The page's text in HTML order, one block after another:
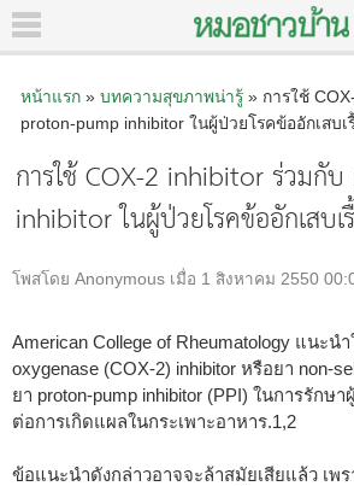
หน้าแรก» บทความสุขภาพน่ารู้» การใช้
proton-pump inhibitor ในผู้ป่วยโรคข้ออักเสบเ
การใช้ COX-2 inhibitor ร่วมกั
inhibitor ในผู้ป่วยโรคข้ออักเสบเ
โพสโดย Anonymous เมื่อ 1 สิงหาคม 2550
American College of Rheumatology แนะน
oxygenase (COX-2) inhibitor หรือยา non-
ยา proton-pump inhibitor (PPI) ในการรักษ
ต่อการเกิดแผลในกระเพาะอาหาร.1,2
ข้อแนะนำดังกล่าวอาจจะล้าสมัยเสียแล้ว เพ